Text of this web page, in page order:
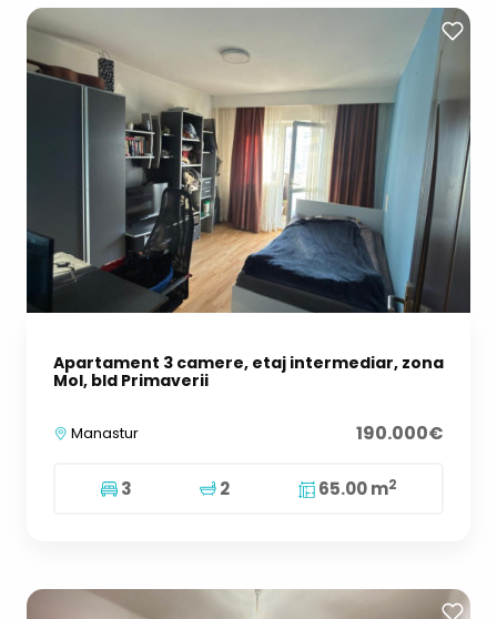
Apartament 3 camere, etaj intermediar, zona
Mol, bld Primaverii
Manastur 190.000€
3 2 65.00 m2